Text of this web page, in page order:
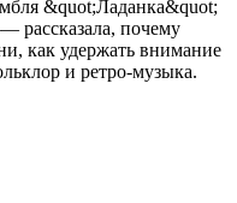
&quot;Ладанка&quot;
рассказала, почему
как удержать внимание
и ретро-музыка.